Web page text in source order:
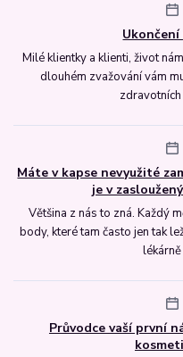
Milé klientky a klienti, život
dlouhém zvažování vám
Máte v kapse nevyužité
je v
Většina z nás to zná. Každý
body, které tam často jen tak
Průvodce vaší první